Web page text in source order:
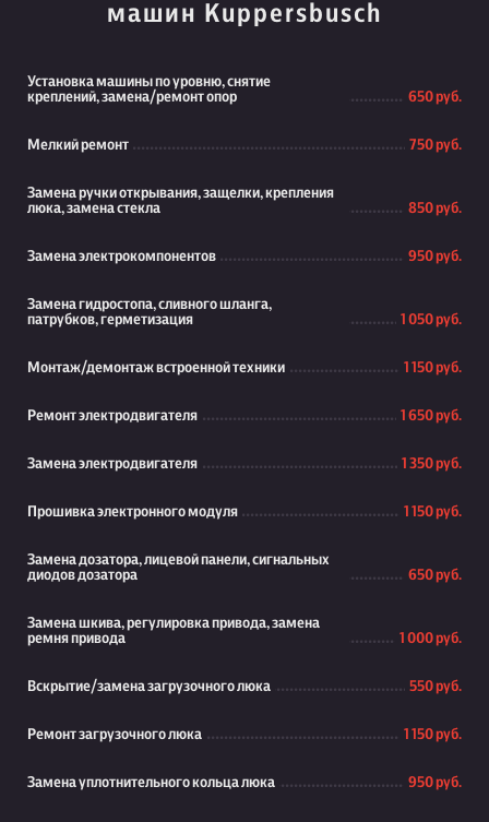
машин Kuppersbusch
Установка машины по уровню, снятие
креплений, замена/ремонт опор
650 руб.
Мелкий ремонт 750 руб.
Замена ручки открывания, защелки, крепления
люка, замена стекла
850 руб.
Замена электрокомпонентов 950 руб.
Замена гидростопа, сливного шланга,
патрубков, герметизация
1 050 руб.
Монтаж/демонтаж встроенной техники 1 150 руб.
Ремонт электродвигателя 1 650 руб.
Замена электродвигателя 1 350 руб.
Прошивка электронного модуля 1 150 руб.
Замена дозатора, лицевой панели, сигнальных
диодов дозатора
650 руб.
Замена шкива, регулировка привода, замена
ремня привода
1 000 руб.
Вскрытие/замена загрузочного люка 550 руб.
Ремонт загрузочного люка 1 150 руб.
Замена уплотнительного кольца люка 950 руб.